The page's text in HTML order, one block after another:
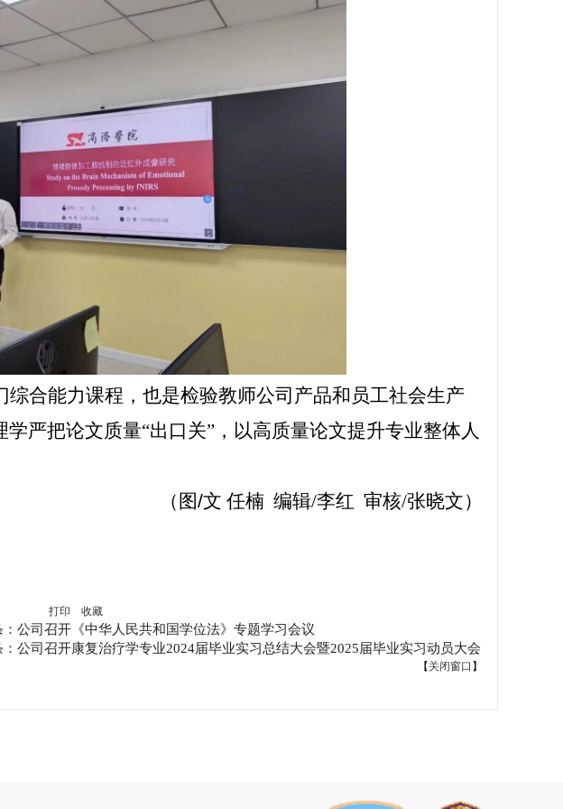
合能力课程，也是检验教师公司产品和员工社会生产
严把论文质量“出口关”，以高质量论文提升专业整体人
（图/文 任楠 编辑/李红 审核/张晓文）
打印 收藏
：公司召开《中华人民共和国学位法》专题学习会议
：公司召开康复治疗学专业2024届毕业实习总结大会暨2025届毕业实习动员大会
【 关闭窗口 】